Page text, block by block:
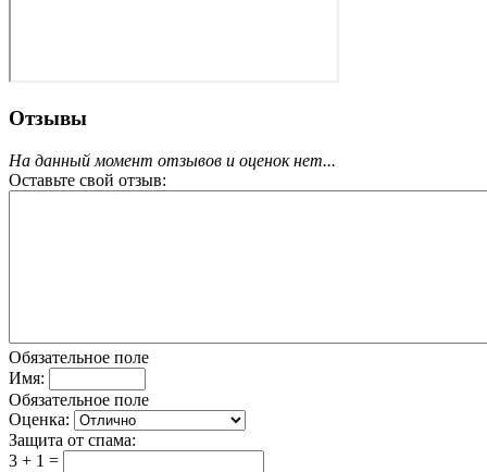
Отзывы
На данный момент отзывов и оценок нет...
Оставьте свой отзыв:
Обязательное поле
Имя:
Обязательное поле
Оценка:
Защита от спама:
3 + 1 =